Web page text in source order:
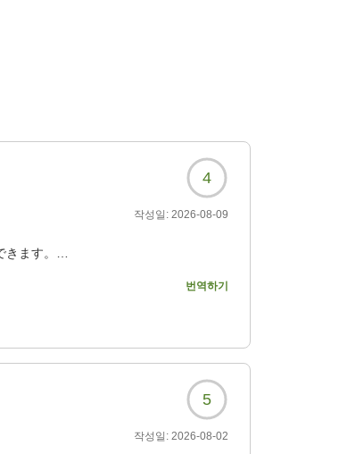
4
ます。
はワンピー
작성일: 2026-08-09
번역하기
5
작성일: 2026-08-02